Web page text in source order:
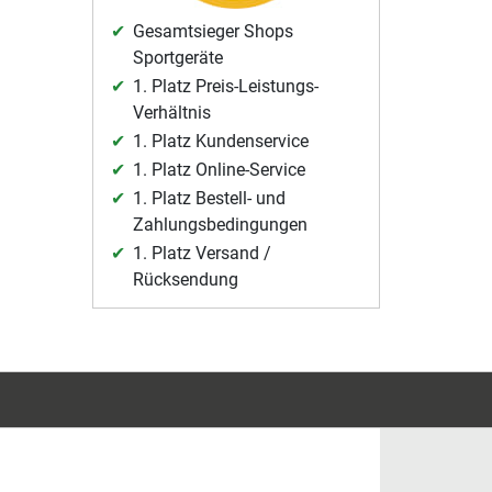
Gesamtsieger Shops
Sportgeräte
1. Platz Preis-Leistungs-
Verhältnis
1. Platz Kundenservice
1. Platz Online-Service
1. Platz Bestell- und
Zahlungsbedingungen
1. Platz Versand /
Rücksendung